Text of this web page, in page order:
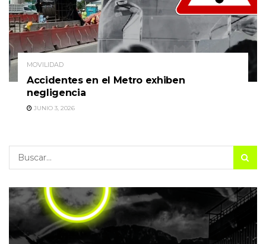
MOVILIDAD
Accidentes en el Metro exhiben
negligencia
JUNIO 3, 2026